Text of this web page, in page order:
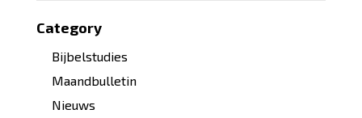
Category
Bijbelstudies
Maandbulletin
Nieuws